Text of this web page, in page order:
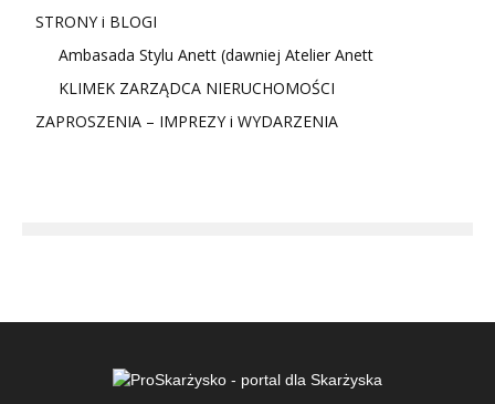
STRONY i BLOGI
Ambasada Stylu Anett (dawniej Atelier Anett
KLIMEK ZARZĄDCA NIERUCHOMOŚCI
ZAPROSZENIA – IMPREZY i WYDARZENIA